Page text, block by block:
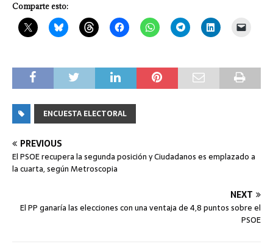
Comparte esto:
ENCUESTA ELECTORAL
PREVIOUS
El PSOE recupera la segunda posición y Ciudadanos es emplazado a
la cuarta, según Metroscopia
NEXT
El PP ganaría las elecciones con una ventaja de 4,8 puntos sobre el
PSOE